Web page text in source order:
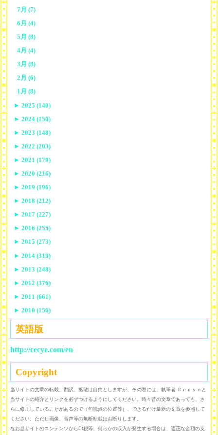
7月 (7)
6月 (4)
5月 (8)
4月 (4)
3月 (8)
2月 (6)
1月 (8)
► 2025 (140)
► 2024 (150)
► 2023 (148)
► 2022 (203)
► 2021 (179)
► 2020 (216)
► 2019 (196)
► 2018 (212)
► 2017 (227)
► 2016 (255)
► 2015 (273)
► 2014 (319)
► 2013 (248)
► 2012 (376)
► 2011 (661)
► 2010 (156)
英語版
http://cecye.com/en
Copyright
当サイトの文章の転載、翻訳、拡散は自由としますが、その際には、執筆者 Ｃｅｃｙｅと
当サイトの紹介とリンクを必ずつけるようにしてください。時々昔の文章であっても、さ
らに修正していることがあるので（句読点の位置等）、できるだけ最新の文章を参照して
ください。ただし画像、音声等の無断転載はお断りします。
なお当サイトのコンテンツから印税等、何らかの収入が発生する場合は、適正な金額の支